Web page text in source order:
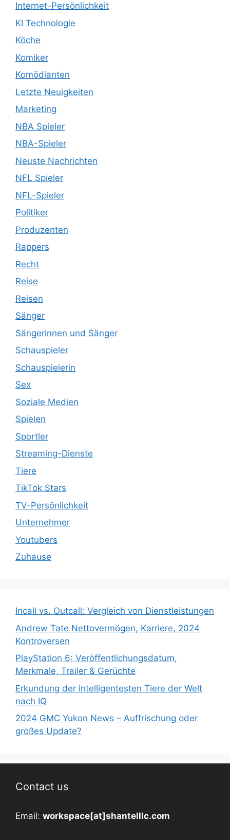
Internet-Persönlichkeit
KI Technologie
Köche
Komiker
Komödianten
Letzte Neuigkeiten
Marketing
NBA Spieler
NBA-Spieler
Neuste Nachrichten
NFL Spieler
NFL-Spieler
Politiker
Produzenten
Rappers
Recht
Reise
Reisen
Sänger
Sängerinnen und Sänger
Schauspieler
Schauspielerin
Sex
Soziale Medien
Spielen
Sportler
Streaming-Dienste
Tiere
TikTok Stars
TV-Persönlichkeit
Unternehmer
Youtubers
Zuhause
Incall vs. Outcall: Vergleich von Dienstleistungen
Andrew Tate Nettovermögen, Karriere, 2024
Kontroversen
PlayStation 6: Veröffentlichungsdatum,
Merkmale, Trailer & Gerüchte
Erkundung der intelligentesten Tiere der Welt
nach IQ
2024 GMC Yukon News – Auffrischung oder
großes Update?
Contact us
Email: workspace[at]shantelllc.com